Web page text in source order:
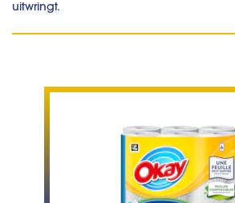
uitwringt.